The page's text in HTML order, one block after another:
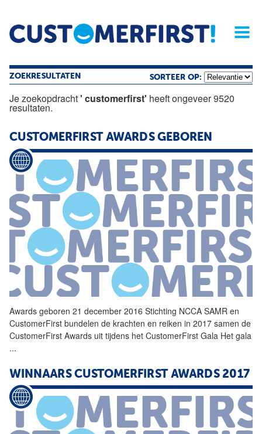
Home Opinie Archief
Magazine
ZOEKRESULTATEN SORTEER OP:
Je zoekopdracht' customerfirst' heeft ongeveer 9520
resultaten.
CUSTOMERFIRST AWARDS GEBOREN
Awards geboren 21 december 2016 Stichting NCCA SAMR en
CustomerFirst bundelen de krachten en reiken in 2017 samen de
CustomerFirst Awards uit tijdens het CustomerFirst Gala Het gala
...
WINNAARS CUSTOMERFIRSTAWARDS 2017